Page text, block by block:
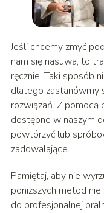
Jeśli chcemy zmyć
nam się nasuwa, to
ręcznie. Taki sposób
dlatego zastanówmy
rozwiązań. Z pomocą
dostępne w naszym
powtórzyć lub
zadowalające.
Pamiętaj, aby nie
poniższych metod nie
do profesjonalnej